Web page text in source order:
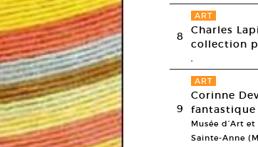
8
ART
Charles
collection
,
9
ART
Corinne
fantastique
Musée d’Art
Sainte-Anne